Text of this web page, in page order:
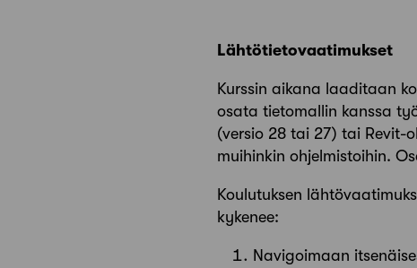
Lähtötietovaatimukset
Kurssin aikana laaditaan
osata tietomallin kanssa
(versio 28 tai 27) tai Revit-
muihinkin ohjelmistoihin.
Koulutuksen
kykenee:
Navigoimaan